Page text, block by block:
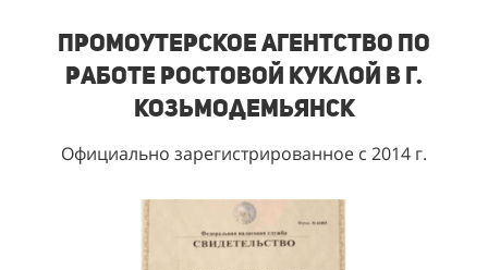
Промоутерское агентство по
работе ростовой куклой в г.
Козьмодемьянск
Официально зарегистрированное с 2014 г.